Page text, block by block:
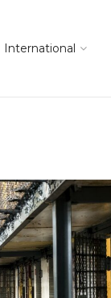
International